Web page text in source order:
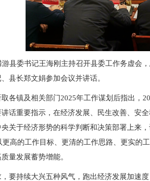
游县委书记王海刚主持召开县委工作务虚会
县长郑文娟参加会议并讲话。
各镇及相关部门2025年工作谋划后指出，
话重要指示，在经济发展、民生改善、安
关于经济形势的科学判断和决策部署上来
更高的工作目标、更清的工作思路、更实的
量发展蓄势增能。
要持续大兴五种风气，跑出经济发展加速